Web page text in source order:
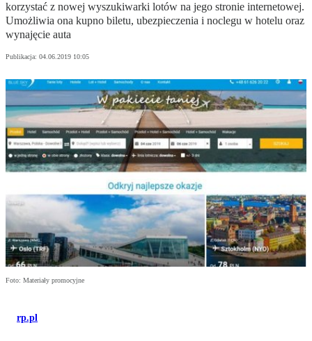
korzystać z nowej wyszukiwarki lotów na jego stronie internetowej.
Umożliwia ona kupno biletu, ubezpieczenia i noclegu w hotelu oraz
wynajęcie auta
Publikacja: 04.06.2019 10:05
Foto: Materiały promocyjne
rp.pl